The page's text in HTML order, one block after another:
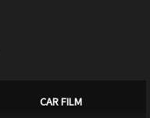
CAR FILM